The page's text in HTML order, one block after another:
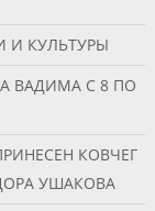
И КУЛЬТУРЫ
ВАДИМА С 8 ПО
КОВЧЕГ
УШАКОВА